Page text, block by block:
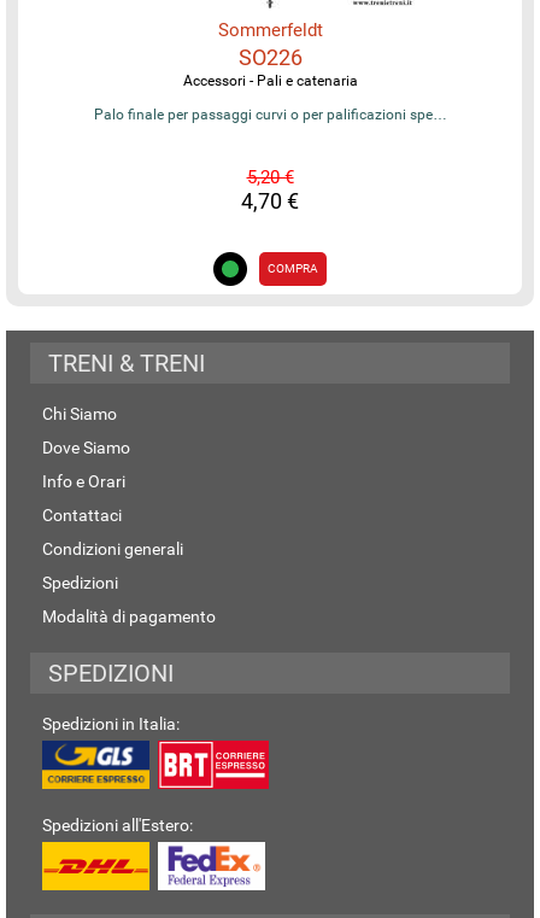
Sommerfeldt
SO226
Accessori - Pali e catenaria
Palo finale per passaggi curvi o per palificazioni spe…
5,20 €
4,70 €
COMPRA
TRENI & TRENI
Chi Siamo
Dove Siamo
Info e Orari
Contattaci
Condizioni generali
Spedizioni
Modalità di pagamento
SPEDIZIONI
Spedizioni in Italia:
Spedizioni all'Estero: